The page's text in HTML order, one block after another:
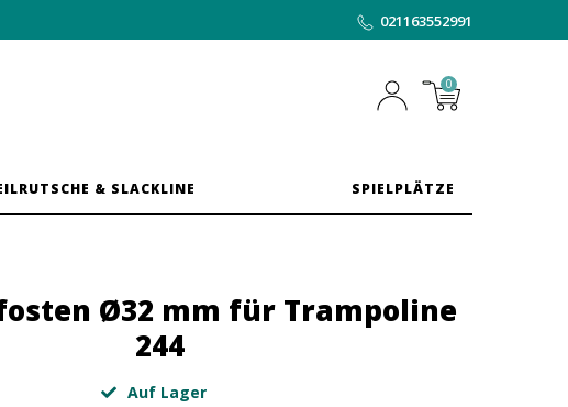
021163552991
0
& SLACKLINE SPIELPLÄTZE
Ø32 mm für Trampoline
244
Auf Lager